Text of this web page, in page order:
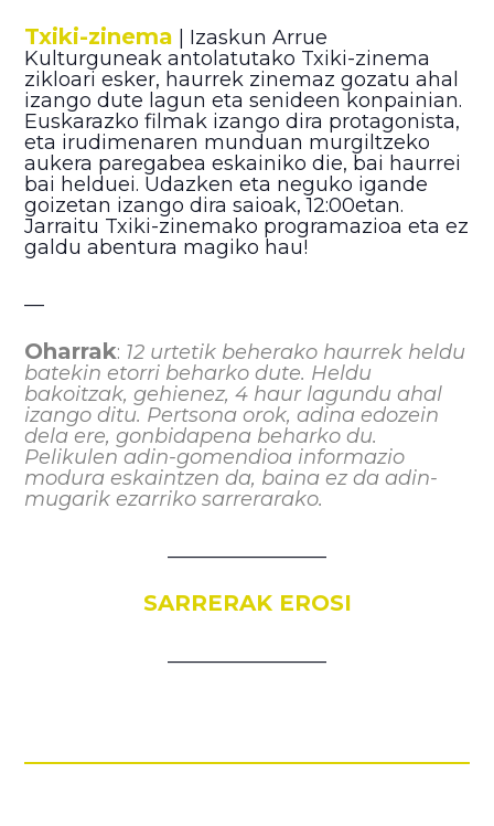
Txiki-zinema | Izaskun Arrue
Kulturguneak antolatutako Txiki-zinema
zikloari esker, haurrek zinemaz gozatu ahal
izango dute lagun eta senideen konpainian.
Euskarazko filmak izango dira protagonista,
eta irudimenaren munduan murgiltzeko
aukera paregabea eskainiko die, bai haurrei
bai helduei. Udazken eta neguko igande
goizetan izango dira saioak, 12:00etan.
Jarraitu Txiki-zinemako programazioa eta ez
galdu abentura magiko hau!
Oharrak: 12 urtetik beherako haurrek heldu
batekin etorri beharko dute. Heldu
bakoitzak, gehienez, 4 haur lagundu ahal
izango ditu. Pertsona orok, adina edozein
dela ere, gonbidapena beharko du.
Pelikulen adin-gomendioa informazio
modura eskaintzen da, baina ez da adin-
mugarik ezarriko sarrerarako.
SARRERAK EROSI